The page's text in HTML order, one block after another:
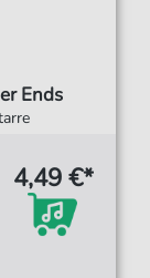
Ends
4,49 €*